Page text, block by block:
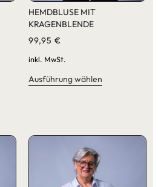
HEMDBLUSE MIT
KRAGENBLENDE
99,95 €
inkl. MwSt.
Ausführung wählen